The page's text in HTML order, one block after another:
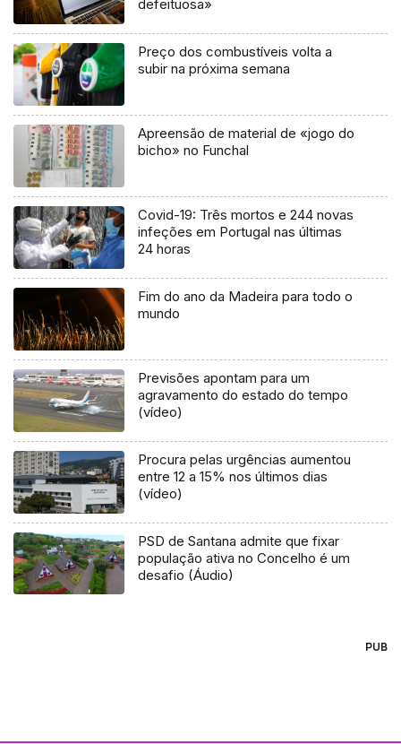
defeituosa»
Preço dos combustíveis volta a
subir na próxima semana
Apreensão de material de «jogo do
bicho» no Funchal
Covid-19: Três mortos e 244 novas
infeções em Portugal nas últimas
24 horas
Fim do ano da Madeira para todo o
mundo
Previsões apontam para um
agravamento do estado do tempo
(vídeo)
Procura pelas urgências aumentou
entre 12 a 15% nos últimos dias
(vídeo)
PSD de Santana admite que fixar
população ativa no Concelho é um
desafio (Áudio)
PUB